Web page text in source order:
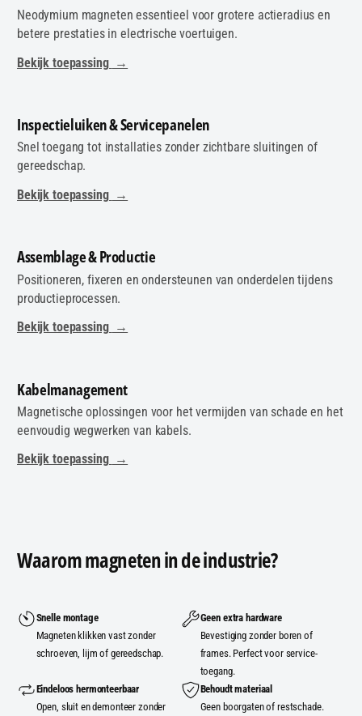
Neodymium magneten essentieel voor grotere actieradius en
betere prestaties in electrische voertuigen.
Bekijk toepassing →
Inspectieluiken & Servicepanelen
Snel toegang tot installaties zonder zichtbare sluitingen of
gereedschap.
Bekijk toepassing →
Assemblage & Productie
Positioneren, fixeren en ondersteunen van onderdelen tijdens
productieprocessen.
Bekijk toepassing →
Kabelmanagement
Magnetische oplossingen voor het vermijden van schade en het
eenvoudig wegwerken van kabels.
Bekijk toepassing →
Waarom magneten in de industrie?
Snelle montage
Magneten klikken vast zonder
schroeven, lijm of gereedschap.
Geen extra hardware
Bevestiging zonder boren of
frames. Perfect voor service-
toegang.
Eindeloos hermonteerbaar
Open, sluit en demonteer zonder
Behoudt materiaal
Geen boorgaten of restschade.